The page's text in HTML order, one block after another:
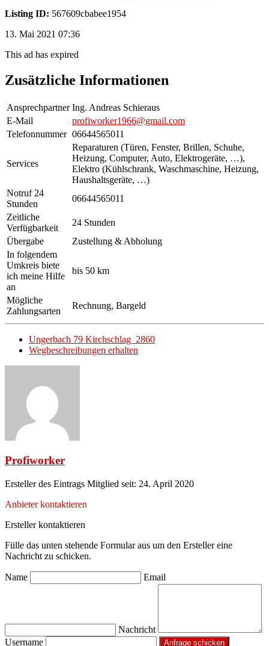
Listing ID: 567609cbabee1954
13. Mai 2021 07:36
This ad has expired
Zusätzliche Informationen
Ansprechpartner Ing. Andreas Schieraus
E-Mail
profiworker1966@gmail.com
Telefonnummer 06644565011
Services
Reparaturen (Türen, Fenster, Brillen, Schuhe,
Heizung, Computer, Auto, Elektrogeräte, …),
Elektro (Kühlschrank, Waschmaschine, Heizung,
Haushaltsgeräte, …)
Notruf 24
Stunden
06644565011
Zeitliche
Verfügbarkeit
24 Stunden
Übergabe
Zustellung & Abholung
In folgendem
Umkreis biete
ich meine Hilfe
an
bis 50 km
Mögliche
Zahlungsarten
Rechnung, Bargeld
Ungerbach 79 Kirchschlag 2860
Wegbeschreibungen erhalten
Profiworker
Ersteller des Eintrags Mitglied seit: 24. April 2020
Anbieter kontaktieren
Ersteller kontaktieren
Fülle das unten stehende Formular aus um den Ersteller eine
Nachricht zu schicken.
Name Email
Nachricht
Username